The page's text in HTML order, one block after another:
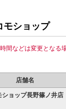
モショップ
間などは変更となる
店舗名
ショップ長野篠ノ井店